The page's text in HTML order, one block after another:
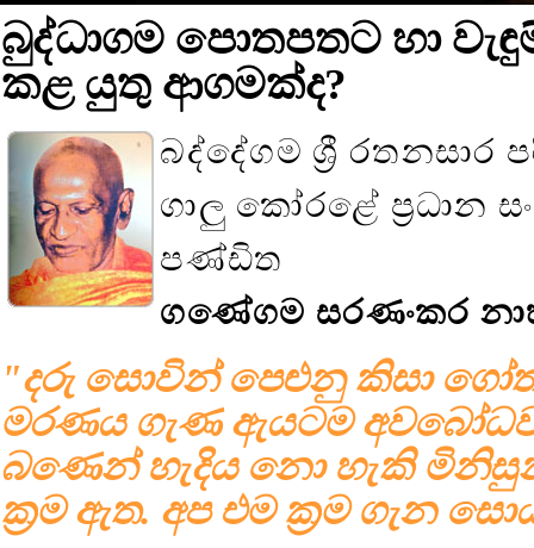
බුද්ධාගම පොතපතට හා
කළ යුතු ආගමක්ද?
බද්දේගම ශ්‍රී රතනසාර
ගාලු කෝරළේ ප්‍රධාන
පණ්ඩිත
ගණේගම සරණංකර
"දරු සොවින් පෙළුනු කිසා
මරණය ගැණ ඇයටම
බණෙන් හැදිය නො හැකි
ක්‍රම ඇත. අප එම ක්‍රම ගැන